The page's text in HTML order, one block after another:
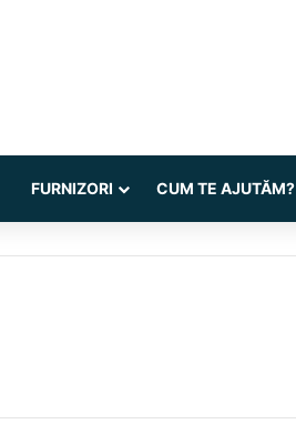
FURNIZORI CUM TE AJUTĂM?